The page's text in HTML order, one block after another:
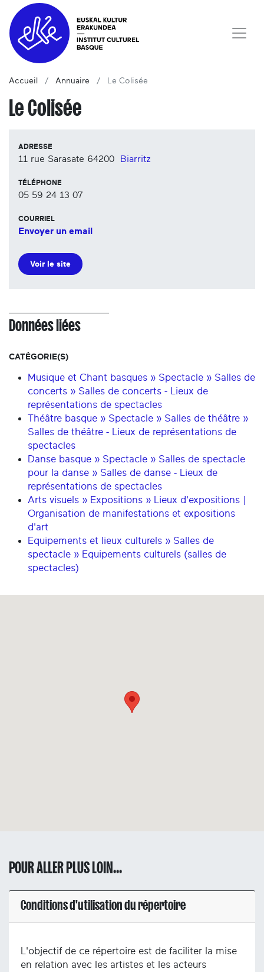
Accueil Annuaire Le Colisée
Le Colisée
ADRESSE
11 rue Sarasate 64200 Biarritz
TÉLÉPHONE
05 59 24 13 07
COURRIEL
Envoyer un email
Voir le site
Données liées
CATÉGORIE(S)
Musique et Chant basques » Spectacle » Salles de
concerts » Salles de concerts - Lieux de
représentations de spectacles
Théâtre basque » Spectacle » Salles de théâtre »
Salles de théâtre - Lieux de représentations de
spectacles
Danse basque » Spectacle » Salles de spectacle
pour la danse » Salles de danse - Lieux de
représentations de spectacles
Arts visuels » Expositions » Lieux d'expositions |
Organisation de manifestations et expositions
d'art
Equipements et lieux culturels » Salles de
spectacle » Equipements culturels (salles de
spectacles)
POUR ALLER PLUS LOIN...
Conditions d'utilisation du répertoire
L'objectif de ce répertoire est de faciliter la mise
en relation avec les artistes et les acteurs